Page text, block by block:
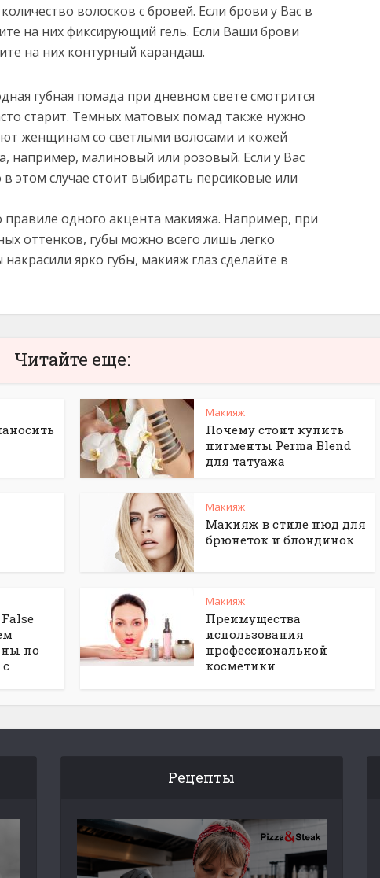
волосков с бровей. Если брови у Вас в
на них фиксирующий гель. Если Ваши брови
на них контурный карандаш.
губная помада при дневном свете смотрится
старит. Темных матовых помад также нужно
женщинам со светлыми волосами и кожей
например, малиновый или розовый. Если у Вас
этом случае стоит выбирать персиковые или
одного акцента макияжа. Например, при
оттенков, губы можно всего лишь легко
ярко губы, макияж глаз сделайте в
Читайте еще:
Макияж
Почему стоит купить
пигменты Perma Blend
для татуажа
Макияж
Макияж в стиле нюд для
брюнеток и блондинок
по
Макияж
Преимущества
использования
профессиональной
косметики
Рецепты